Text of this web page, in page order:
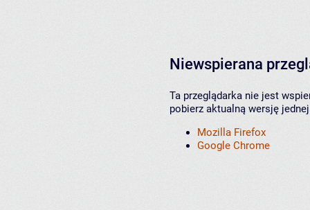
Niewspierana
Ta przeglądarka nie jest
pobierz aktualną wersję
Mozilla Firefox
Google Chrome